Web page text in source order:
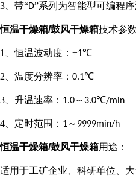
3 、带“D”系列为智能型可编程序
恒温干燥箱/鼓风干燥箱技术参数
1 、恒温波动度：±1℃
2 、温度分辨率： 0.1℃
3 、升温速率： 1.0～ 3.0℃/min
4 、定时范围： 1～ 9999min/h
恒温干燥箱/鼓风干燥箱用途 ：
适用于工矿企业 、科研单位、